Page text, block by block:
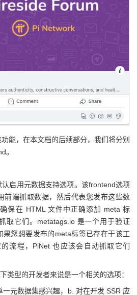
能，在本文档的后续部分，我们将分别
。
启用元数据支持选项。该frontend选项
前端抓取数据，然后代表您发布这些数
保在 HTML 文件中正确添加 meta 标
取它们。metatags.io 是一个用于验证
果您想要发布的meta标签已存在于该工
流程，PiNet 也应该会自动抓取它们
类型的开发者来说是一个相关的选项：
元数据集感兴趣，b. 对在开发 SSR 应